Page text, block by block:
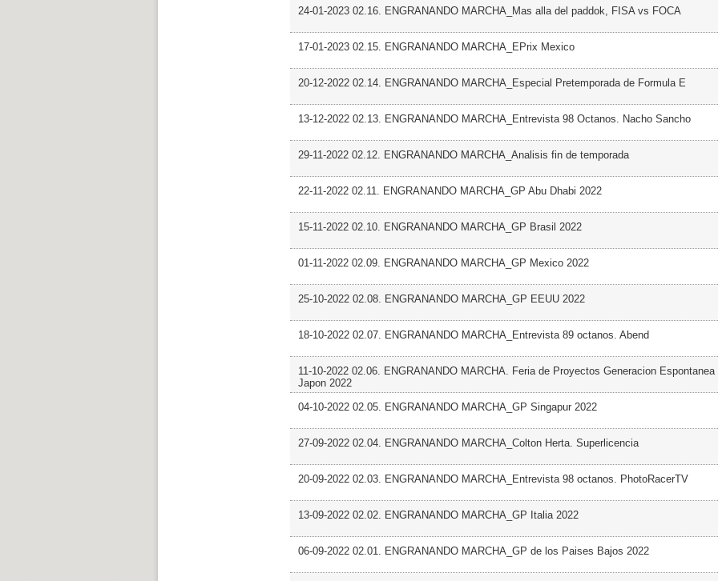
24-01-2023 02.16. ENGRANANDO MARCHA_Mas alla del paddok, FISA vs FOCA
17-01-2023 02.15. ENGRANANDO MARCHA_EPrix Mexico
20-12-2022 02.14. ENGRANANDO MARCHA_Especial Pretemporada de Formula E
13-12-2022 02.13. ENGRANANDO MARCHA_Entrevista 98 Octanos. Nacho Sancho
29-11-2022 02.12. ENGRANANDO MARCHA_Analisis fin de temporada
22-11-2022 02.11. ENGRANANDO MARCHA_GP Abu Dhabi 2022
15-11-2022 02.10. ENGRANANDO MARCHA_GP Brasil 2022
01-11-2022 02.09. ENGRANANDO MARCHA_GP Mexico 2022
25-10-2022 02.08. ENGRANANDO MARCHA_GP EEUU 2022
18-10-2022 02.07. ENGRANANDO MARCHA_Entrevista 89 octanos. Abend
11-10-2022 02.06. ENGRANANDO MARCHA. Feria de Proyectos Generacion
Japon 2022
04-10-2022 02.05. ENGRANANDO MARCHA_GP Singapur 2022
27-09-2022 02.04. ENGRANANDO MARCHA_Colton Herta. Superlicencia
20-09-2022 02.03. ENGRANANDO MARCHA_Entrevista 98 octanos. PhotoRacerTV
13-09-2022 02.02. ENGRANANDO MARCHA_GP Italia 2022
06-09-2022 02.01. ENGRANANDO MARCHA_GP de los Paises Bajos 2022